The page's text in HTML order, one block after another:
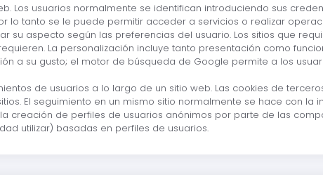
Los usuarios normalmente se identifican introduciendo sus
lo tanto se le puede permitir acceder a servicios o realizar
su aspecto según las preferencias del usuario. Los sitios que
La personalización incluye tanto presentación como
a su gusto; el motor de búsqueda de Google permite a los
de usuarios a lo largo de un sitio web. Las cookies de
El seguimiento en un mismo sitio normalmente se hace con la
creación de perfiles de usuarios anónimos por parte de las
utilizar) basadas en perfiles de usuarios.